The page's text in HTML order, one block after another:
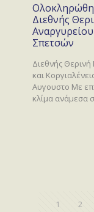
Διεθνής
Σπετσών
Διεθνής
και
Αυγουστο Με
κλίμα ανάμεσα
1 2